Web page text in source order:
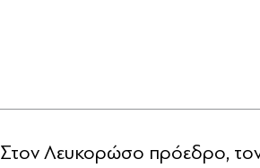
Στον Λευκορώσο πρόεδρο, τον